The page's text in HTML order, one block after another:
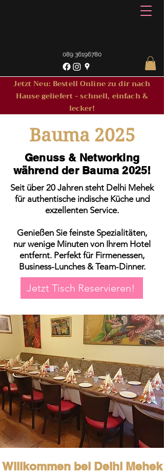
089 36196780
Jetzt Neu: Bestell Online zu dir nach
Hause geliefert - schnell, einfach &
lecker!
Bauma 2025
Genuss & Networking
während der Bauma 2025!
Seit über 20 Jahren steht Delhi Mehek
für authentische indische Küche und
exzellenten Service.
Genießen Sie feinste Spezialitäten,
nur wenige Minuten von Ihrem Hotel
entfernt. Perfekt für Firmenessen,
Business-Lunches & Team-Dinner.
Jetzt Tisch Reservieren!
Willkommen bei Delhi Mehek